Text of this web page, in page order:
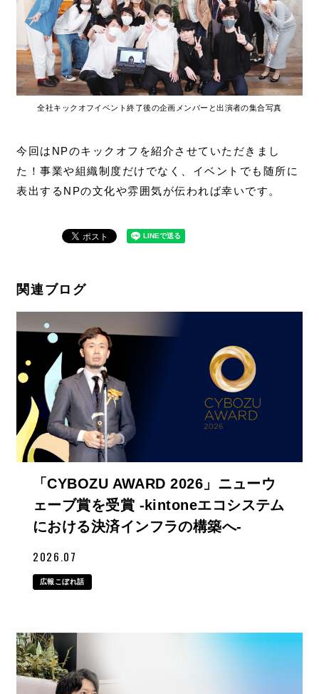
全社キックオフイベント終了後の企画メンバーと出演者の集合写真
今回はNPのキックオフを紹介させていただきまし
た！事業や組織制度だけでなく、イベントでも随所に
表出するNPの文化や雰囲気が伝われば幸いです。
関連ブログ
「CYBOZU AWARD 2026」ニューウ
ェーブ賞を受賞 -kintoneエコシステム
における決済インフラの構築へ-
2026.07
広報こぼれ話